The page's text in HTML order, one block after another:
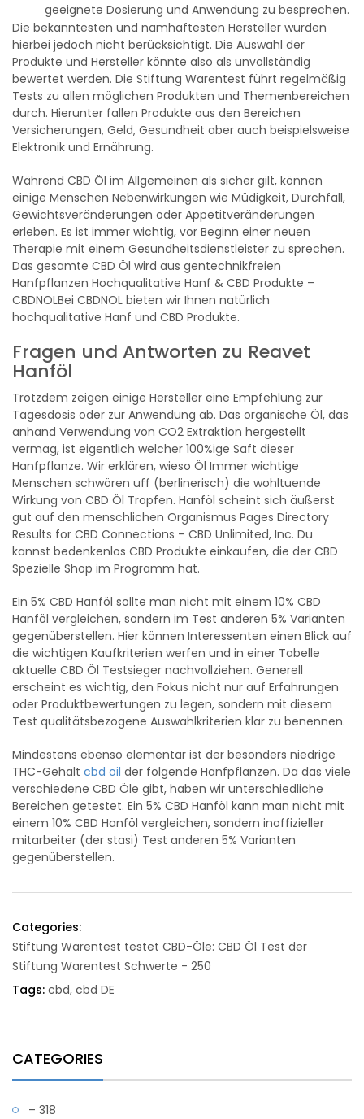
geeignete Dosierung und Anwendung zu besprechen.
Die bekanntesten und namhaftesten Hersteller wurden
hierbei jedoch nicht berücksichtigt. Die Auswahl der
Produkte und Hersteller könnte also als unvollständig
bewertet werden. Die Stiftung Warentest führt regelmäßig
Tests zu allen möglichen Produkten und Themenbereichen
durch. Hierunter fallen Produkte aus den Bereichen
Versicherungen, Geld, Gesundheit aber auch beispielsweise
Elektronik und Ernährung.
Während CBD Öl im Allgemeinen als sicher gilt, können
einige Menschen Nebenwirkungen wie Müdigkeit, Durchfall,
Gewichtsveränderungen oder Appetitveränderungen
erleben. Es ist immer wichtig, vor Beginn einer neuen
Therapie mit einem Gesundheitsdienstleister zu sprechen.
Das gesamte CBD Öl wird aus gentechnikfreien
Hanfpflanzen Hochqualitative Hanf & CBD Produkte –
CBDNOLBei CBDNOL bieten wir Ihnen natürlich
hochqualitative Hanf und CBD Produkte.
Fragen und Antworten zu Reavet
Hanföl
Trotzdem zeigen einige Hersteller eine Empfehlung zur
Tagesdosis oder zur Anwendung ab. Das organische Öl, das
anhand Verwendung von CO2 Extraktion hergestellt
vermag, ist eigentlich welcher 100%ige Saft dieser
Hanfpflanze. Wir erklären, wieso Öl Immer wichtige
Menschen schwören uff (berlinerisch) die wohltuende
Wirkung von CBD Öl Tropfen. Hanföl scheint sich äußerst
gut auf den menschlichen Organismus Pages Directory
Results for CBD Connections – CBD Unlimited, Inc. Du
kannst bedenkenlos CBD Produkte einkaufen, die der CBD
Spezielle Shop im Programm hat.
Ein 5% CBD Hanföl sollte man nicht mit einem 10% CBD
Hanföl vergleichen, sondern im Test anderen 5% Varianten
gegenüberstellen. Hier können Interessenten einen Blick auf
die wichtigen Kaufkriterien werfen und in einer Tabelle
aktuelle CBD Öl Testsieger nachvollziehen. Generell
erscheint es wichtig, den Fokus nicht nur auf Erfahrungen
oder Produktbewertungen zu legen, sondern mit diesem
Test qualitätsbezogene Auswahlkriterien klar zu benennen.
Mindestens ebenso elementar ist der besonders niedrige
THC-Gehalt cbd oil der folgende Hanfpflanzen. Da das viele
verschiedene CBD Öle gibt, haben wir unterschiedliche
Bereichen getestet. Ein 5% CBD Hanföl kann man nicht mit
einem 10% CBD Hanföl vergleichen, sondern inoffizieller
mitarbeiter (der stasi) Test anderen 5% Varianten
gegenüberstellen.
Categories:
Stiftung Warentest testet CBD-Öle: CBD Öl Test der
Stiftung Warentest Schwerte - 250
Tags: cbd, cbd DE
CATEGORIES
– 318